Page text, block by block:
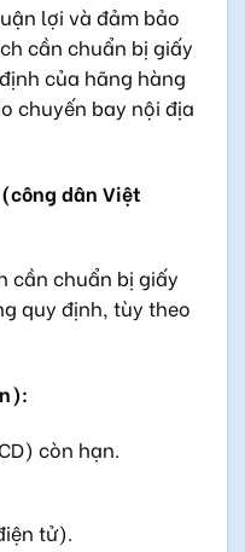
lợi và đảm bảo
cần chuẩn bị giấy
của hãng hàng
chuyến bay nội địa
dân Việt
cần chuẩn bị giấy
quy định, tùy theo
còn hạn.
tử).